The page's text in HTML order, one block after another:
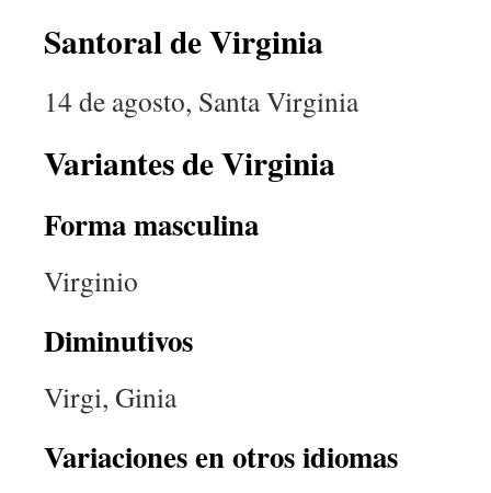
Santoral de Virginia
14 de agosto, Santa Virginia
Variantes de Virginia
Forma masculina
Virginio
Diminutivos
Virgi, Ginia
Variaciones en otros idiomas